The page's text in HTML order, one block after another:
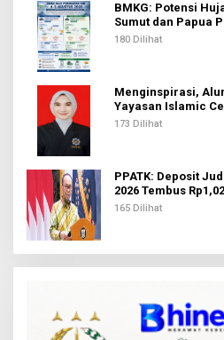
BMKG: Potensi
Sumut dan Papua
Agustus
180 Dilihat
Menginspirasi,
Yayasan Islamic
BIB Kemenag
173 Dilihat
PPATK: Deposit
2026 Tembus
Terbanyak
165 Dilihat